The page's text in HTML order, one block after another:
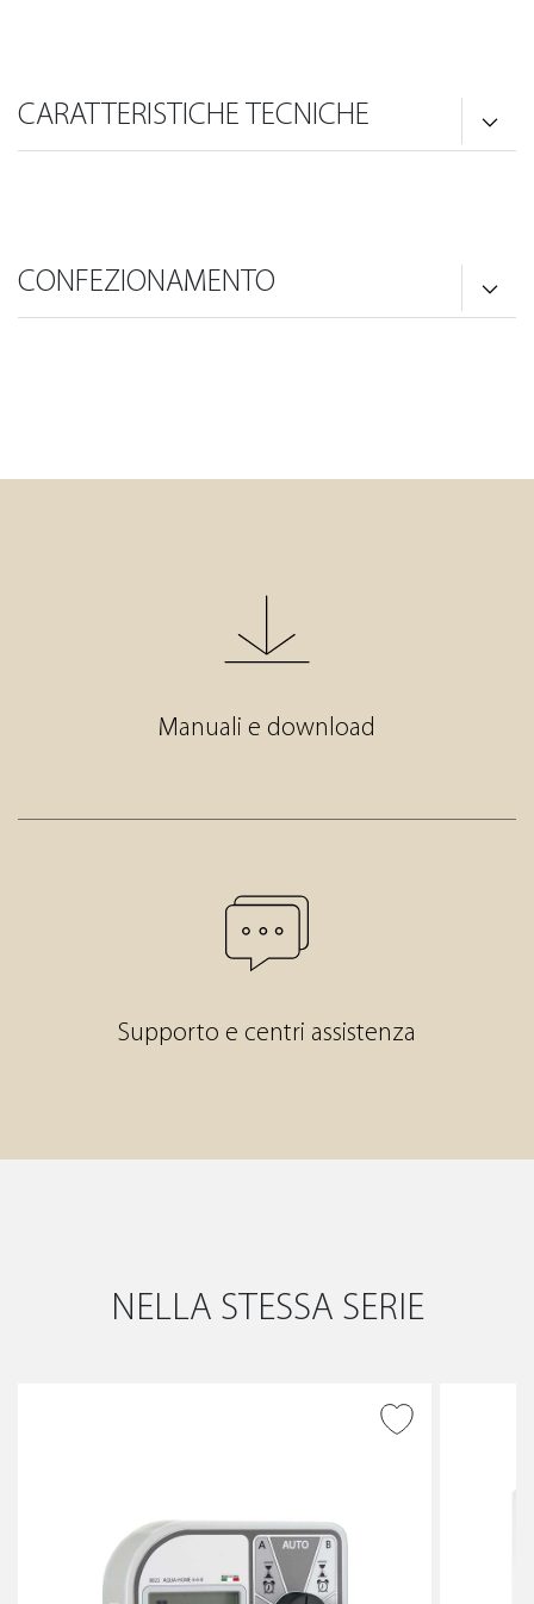
CARATTERISTICHE TECNICHE
CONFEZIONAMENTO
Manuali e download
Supporto e centri assistenza
NELLA STESSA SERIE